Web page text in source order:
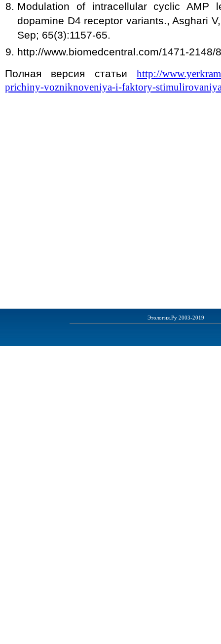
Modulation of intracellular cyclic AMP
dopamine D4 receptor variants., Asghari
Sep; 65(3):1157-65.
http://www.biomedcentral.com/1471-2148/
Полная версия статьи http://
prichiny-vozniknoveniya-i-faktory-
Этология.Ру 2003-2019